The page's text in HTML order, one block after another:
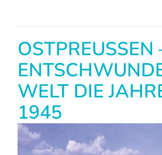
OSTPREUSSEN
WELT DIE
1945